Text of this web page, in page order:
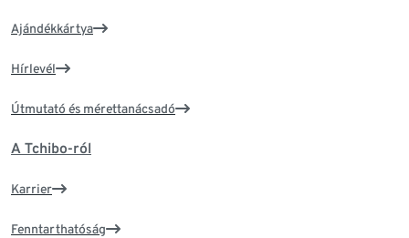
Ajándékkártya
Hírlevél
Útmutató és mérettanácsadó
A Tchibo-ról
Karrier
Fenntarthatóság